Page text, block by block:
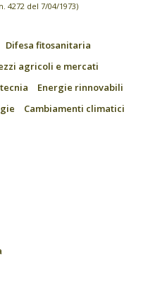
4272 del 7/04/1973)
Difesa fitosanitaria
agricoli e mercati
Energie rinnovabili
Cambiamenti climatici